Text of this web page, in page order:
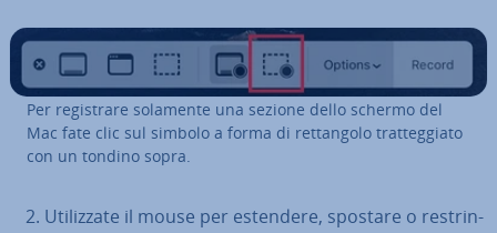
Per re­gi­stra­re solamente una sezione dello schermo del
Mac fate clic sul simbolo a forma di ret­tan­go­lo trat­teg­gia­to
con un tondino sopra.
Uti­liz­za­te il mouse per estendere, spostare o re­strin­